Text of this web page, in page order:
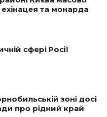
та монарда
сфері Росії
зоні досі
про рідний край